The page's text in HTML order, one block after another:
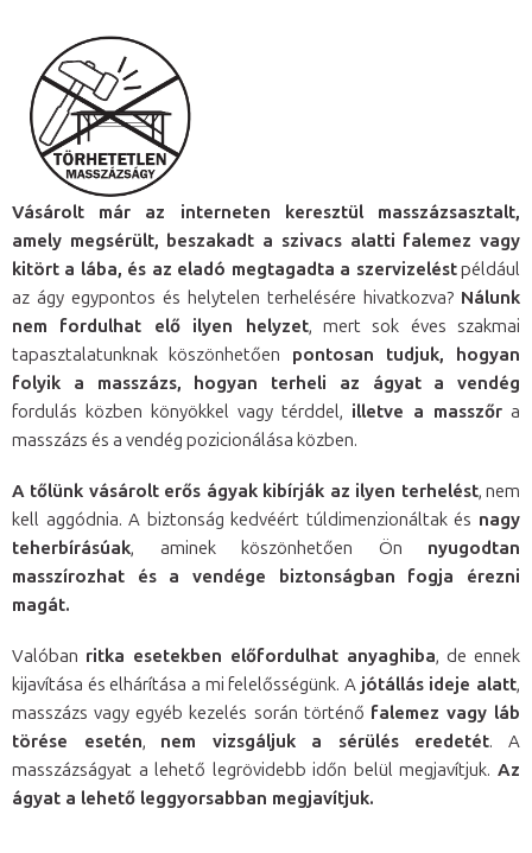
Vásárolt már az interneten keresztül masszázsasztalt,
amely megsérült, beszakadt a szivacs alatti falemez vagy
kitört a lába, és az eladó megtagadta a szervizeléstpéldául
az ágy egypontos és helytelen terhelésére hivatkozva? Nálunk
nem fordulhat elő ilyen helyzet, mert sok éves szakmai
tapasztalatunknak köszönhetően pontosan tudjuk, hogyan
folyik a masszázs, hogyan terheli az ágyat a vendég
fordulás közben könyökkel vagy térddel, illetve a masszőr a
masszázs és a vendég pozicionálása közben.
A tőlünk vásárolt erős ágyak kibírják az ilyen terhelést, nem
kell aggódnia. A biztonság kedvéért túldimenzionáltak és nagy
teherbírásúak, aminek köszönhetően Ön nyugodtan
masszírozhat és a vendége biztonságban fogja érezni
magát.
Valóban ritka esetekben előfordulhat anyaghiba, de ennek
kijavítása és elhárítása a mi felelősségünk. A jótállás ideje alatt,
masszázs vagy egyéb kezelés során történő falemez vagy láb
törése esetén, nem vizsgáljuk a sérülés eredetét. A
masszázságyat a lehető legrövidebb időn belül megjavítjuk. Az
ágyat a lehető leggyorsabban megjavítjuk.